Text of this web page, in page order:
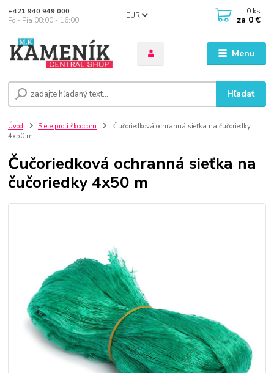
Menu
EUR
Hľadať
+421 940 949 000
Po - Pia 08:00 - 16:00
0 ks
za 0 €
Úvod Siete proti škodcom
Čučoriedková ochranná sieťka na čučoriedky
4x50 m
Čučoriedková ochranná sieťka na
čučoriedky 4x50 m